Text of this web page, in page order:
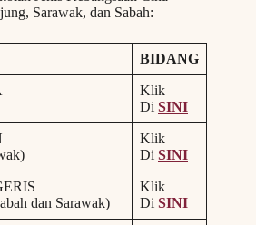
Sarawak, dan Sabah:
BIDANG
Klik
Di SINI
Klik
Di SINI
dan Sarawak)
Klik
Di SINI